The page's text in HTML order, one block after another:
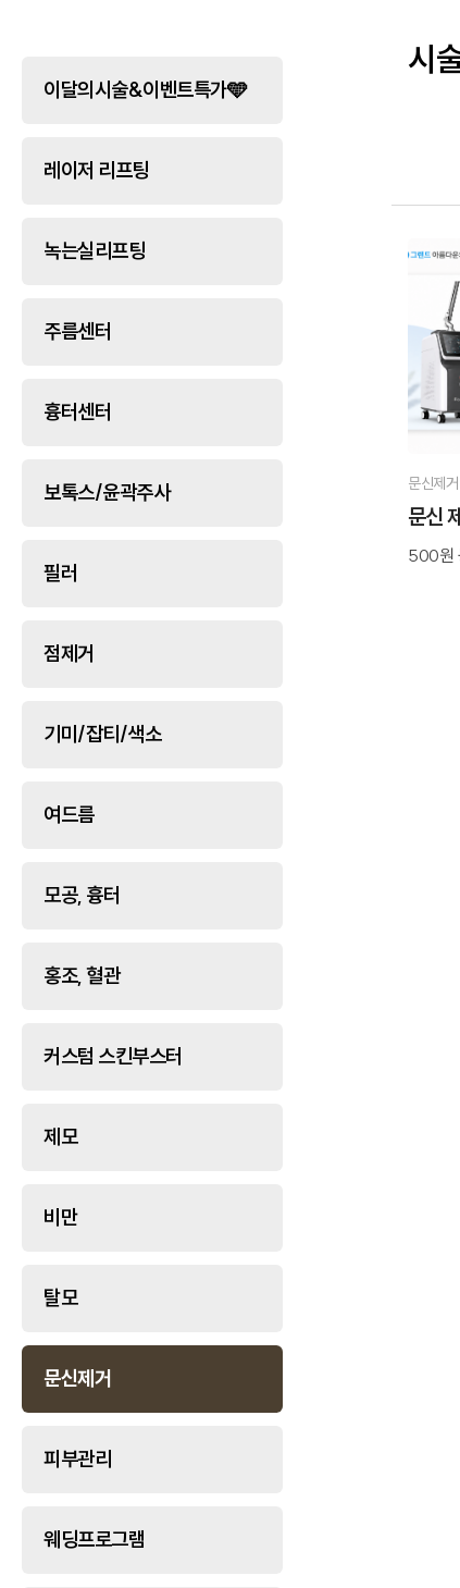
이달의시술&이벤트특가🩵
레이저 리프팅
녹는실리프팅
주름센터
흉터센터
보톡스/윤곽주사
필러
점제거
기미/잡티/색소
여드름
모공, 흉터
홍조, 혈관
커스텀 스킨부스터
제모
비만
탈모
문신제거
피부관리
웨딩프로그램
시
문신제거
문신
500원